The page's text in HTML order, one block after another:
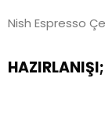
Nish Espresso
HAZIRLANIŞI;